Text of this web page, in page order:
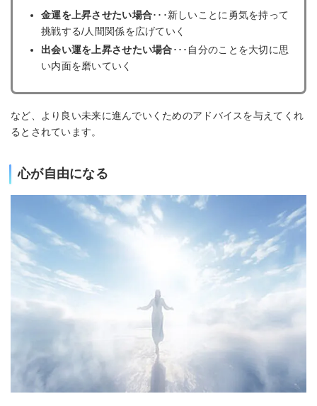
金運を上昇させたい場合･･･新しいことに勇気を持って
挑戦する/人間関係を広げていく
出会い運を上昇させたい場合･･･自分のことを大切に思
い内面を磨いていく
など、より良い未来に進んでいくためのアドバイスを与えてくれ
るとされています。
心が自由になる